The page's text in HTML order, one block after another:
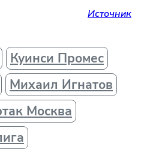
Источник
Куинси Промес
Михаил Игнатов
Москва